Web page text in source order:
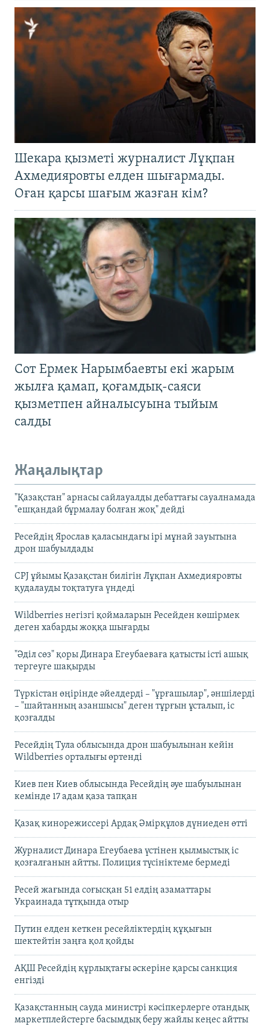
Шекара қызметі журналист Лұқпан
Ахмедияровты елден шығармады.
Оған қарсы шағым жазған кім?
Сот Ермек Нарымбаевты екі жарым
жылға қамап, қоғамдық-саяси
қызметпен айналысуына тыйым
салды
Жаңалықтар
"Қазақстан" арнасы сайлауалды дебаттағы сауалнамада
"ешқандай бұрмалау болған жоқ" дейді
Ресейдің Ярослав қаласындағы ірі мұнай зауытына
дрон шабуылдады
CPJ ұйымы Қазақстан билігін Лұқпан Ахмедияровты
қудалауды тоқтатуға үндеді
Wildberries негізгі қоймаларын Ресейден көшірмек
деген хабарды жоққа шығарды
"Әділ сөз" қоры Динара Егеубаеваға қатысты істі ашық
тергеуге шақырды
Түркістан өңірінде әйелдерді – "ұрғашылар", әншілерді
– "шайтанның азаншысы" деген тұрғын ұсталып, іс
қозғалды
Ресейдің Тула облысында дрон шабуылынан кейін
Wildberries орталығы өртенді
Киев пен Киев облысында Ресейдің әуе шабуылынан
кемінде 17 адам қаза тапқан
Қазақ кинорежиссері Ардақ Әмірқұлов дүниеден өтті
Журналист Динара Егеубаева үстінен қылмыстық іс
қозғалғанын айтты. Полиция түсініктеме бермеді
Ресей жағында соғысқан 51 елдің азаматтары
Украинада тұтқында отыр
Путин елден кеткен ресейліктердің құқығын
шектейтін заңға қол қойды
АҚШ Ресейдің құрлықтағы әскеріне қарсы санкция
енгізді
Қазақстанның сауда министрі кәсіпкерлерге отандық
маркетплейстерге басымдық беру жайлы кеңес айтты